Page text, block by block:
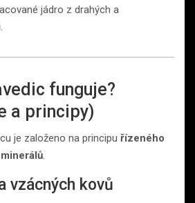
jádro z drahých a
funguje?
a principy)
je založeno na principu řízeného
.
vzácných kovů